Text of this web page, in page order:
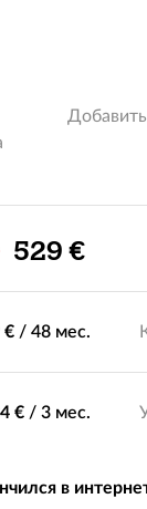
Льготная
529 €
€ / 48 мес.
€ / 3 мес.
в